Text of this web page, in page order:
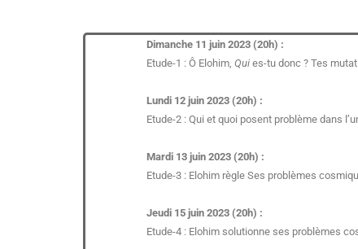
Dimanche 11 juin 2023 (20h) :
Etude-1 : Ô Elohim, Quies-tu donc ? Tes
Lundi 12 juin 2023 (20h) :
Etude-2 : Qui et quoi posent problème dans
Mardi 13 juin 2023 (20h) :
Etude-3 : Elohim règle Ses problèmes
Jeudi 15 juin 2023 (20h) :
Etude-4 : Elohim solutionne ses problèmes